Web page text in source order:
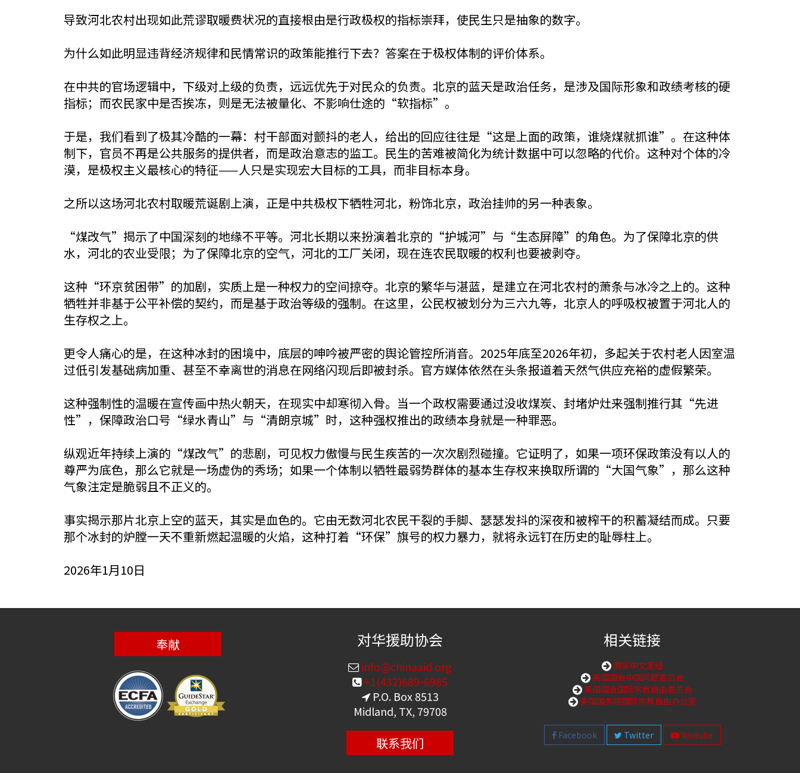
导致河北农村出现如此荒谬取暖费状况的直接根由是行政极权的指标崇拜，使民生只是抽象的数字。
为什么如此明显违背经济规律和民情常识的政策能推行下去？答案在于极权体制的评价体系。
在中共的官场逻辑中，下级对上级的负责，远远优先于对民众的负责。北京的蓝天是政治任务，是涉及国际形象和政绩考核的硬
指标；而农民家中是否挨冻，则是无法被量化、不影响仕途的“软指标”。
于是，我们看到了极其冷酷的一幕：村干部面对颤抖的老人，给出的回应往往是“这是上面的政策，谁烧煤就抓谁”。在这种体
制下，官员不再是公共服务的提供者，而是政治意志的监工。民生的苦难被简化为统计数据中可以忽略的代价。这种对个体的冷
漠，是极权主义最核心的特征——人只是实现宏大目标的工具，而非目标本身。
之所以这场河北农村取暖荒诞剧上演，正是中共极权下牺牲河北，粉饰北京，政治挂帅的另一种表象。
“煤改气”揭示了中国深刻的地缘不平等。河北长期以来扮演着北京的“护城河”与“生态屏障”的角色。为了保障北京的供
水，河北的农业受限；为了保障北京的空气，河北的工厂关闭，现在连农民取暖的权利也要被剥夺。
这种“环京贫困带”的加剧，实质上是一种权力的空间掠夺。北京的繁华与湛蓝，是建立在河北农村的萧条与冰冷之上的。这种
牺牲并非基于公平补偿的契约，而是基于政治等级的强制。在这里，公民权被划分为三六九等，北京人的呼吸权被置于河北人的
生存权之上。
更令人痛心的是，在这种冰封的困境中，底层的呻吟被严密的舆论管控所消音。2025年底至2026年初，多起关于农村老人因室温
过低引发基础病加重、甚至不幸离世的消息在网络闪现后即被封杀。官方媒体依然在头条报道着天然气供应充裕的虚假繁荣。
这种强制性的温暖在宣传画中热火朝天，在现实中却寒彻入骨。当一个政权需要通过没收煤炭、封堵炉灶来强制推行其“先进
性”，保障政治口号“绿水青山”与“清朗京城”时，这种强权推出的政绩本身就是一种罪恶。
纵观近年持续上演的“煤改气”的悲剧，可见权力傲慢与民生疾苦的一次次剧烈碰撞。它证明了，如果一项环保政策没有以人的
尊严为底色，那么它就是一场虚伪的秀场；如果一个体制以牺牲最弱势群体的基本生存权来换取所谓的“大国气象”，那么这种
气象注定是脆弱且不正义的。
事实揭示那片北京上空的蓝天，其实是血色的。它由无数河北农民干裂的手脚、瑟瑟发抖的深夜和被榨干的积蓄凝结而成。只要
那个冰封的炉膛一天不重新燃起温暖的火焰，这种打着“环保”旗号的权力暴力，就将永远钉在历史的耻辱柱上。
2026年1月10日
奉献 对华援助协会
info@chinaaid.org
+1(432)689-6985
P.O. Box 8513
Midland, TX, 79708
联系我们
相关链接
购买中文圣经
美国国会中国问题委员会
美国国会国际宗教自由委员会
美国国务院国际宗教自由办公室
Facebook Twitter Youtube